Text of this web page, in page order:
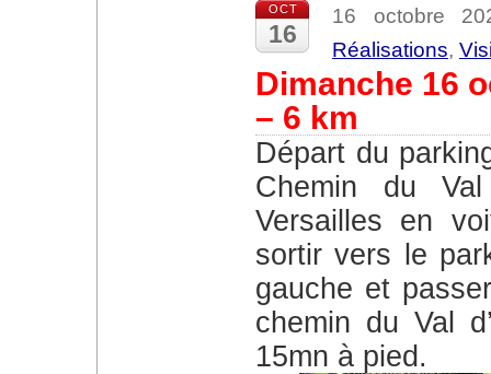
OCT
16
16 octobre
Réalisations,
Dimanche 16
– 6 km
Départ du parking indiqué sur la carte , au bout du
Chemin du
Versailles en
sortir vers le
gauche et
chemin du Val
15mn à pied.